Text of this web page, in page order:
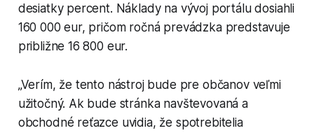
desiatky percent. Náklady na vývoj portálu dosiahli
160 000 eur, pričom ročná prevádzka predstavuje
približne 16 800 eur.
„Verím, že tento nástroj bude pre občanov veľmi
užitočný. Ak bude stránka navštevovaná a
obchodné reťazce uvidia, že spotrebitelia